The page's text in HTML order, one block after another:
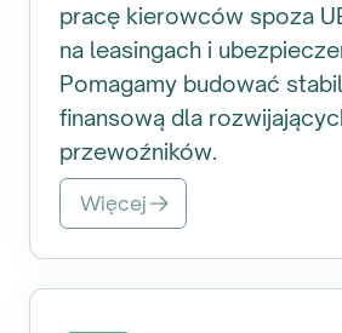
pracę kierowców spoza
na leasingach i
Pomagamy budować
finansową dla
przewoźników.
Więcej